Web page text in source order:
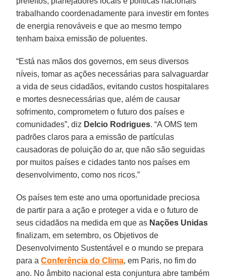
trabalhando coordenadamente para investir em fontes
de energia renováveis e que ao mesmo tempo
tenham baixa emissão de poluentes.
“Está nas mãos dos governos, em seus diversos
níveis, tomar as ações necessárias para salvaguardar
a vida de seus cidadãos, evitando custos hospitalares
e mortes desnecessárias que, além de causar
sofrimento, comprometem o futuro dos países e
comunidades”, diz Delcio Rodrigues. “A OMS tem
padrões claros para a emissão de partículas
causadoras de poluição do ar, que não são seguidas
por muitos países e cidades tanto nos países em
desenvolvimento, como nos ricos.”
Os países tem este ano uma oportunidade preciosa
de partir para a ação e proteger a vida e o futuro de
seus cidadãos na medida em que as Nações Unidas
finalizam, em setembro, os Objetivos de
Desenvolvimento Sustentável e o mundo se prepara
para aConferência do Clima, em Paris, no fim do
ano. No âmbito nacional esta conjuntura abre também